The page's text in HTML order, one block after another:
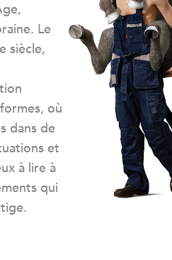
Le
siècle,
où
dans de
et
à lire à
qui